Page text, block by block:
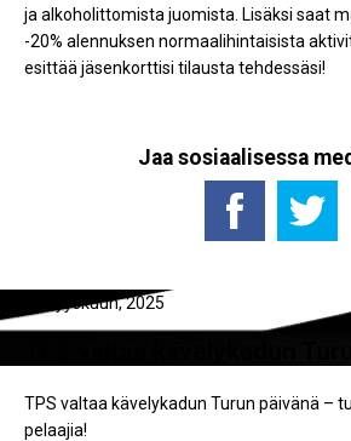
ja alkoholittomista juomista. Lisäksi saat
-20% alennuksen normaalihintaisista
esittää jäsenkorttisi tilausta tehdessäsi!
Jaa sosiaalisessa
18 syyskuun, 2025
TPS valtaa kävelykadun Turun päivänä –
pelaajia!